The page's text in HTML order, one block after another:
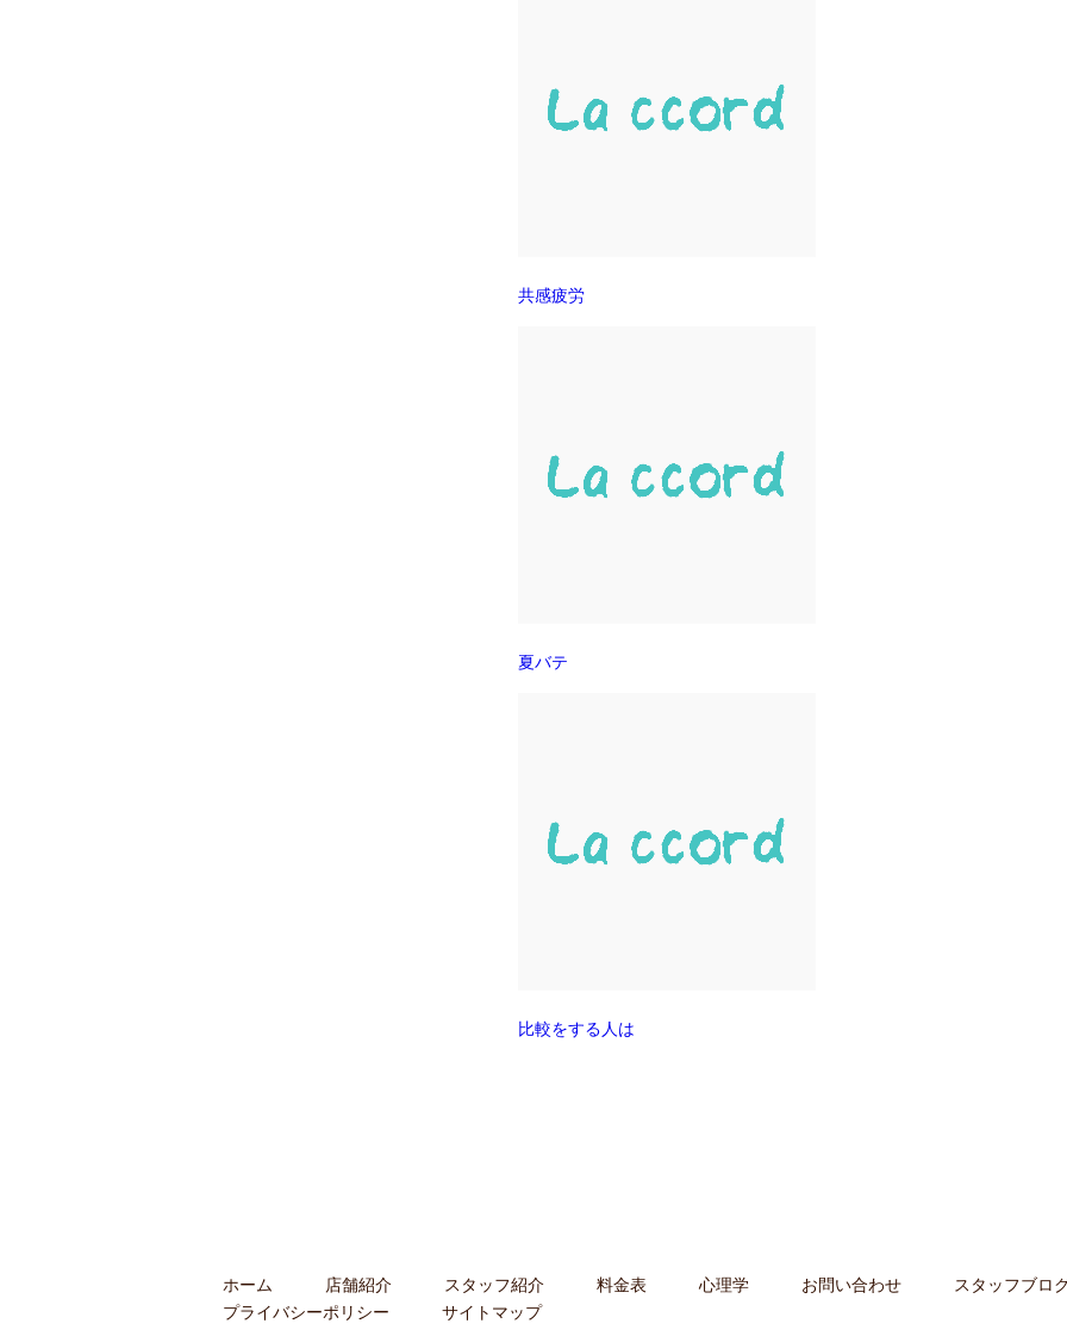
共感疲労
夏バテ
比較をする人は
ホーム 店舗紹介 スタッフ紹介 料金表 心理学 お問い合わせ スタッフブロ
プライバシーポリシー
サイトマップ